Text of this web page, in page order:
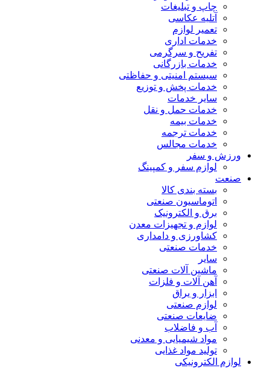
چاپ و تبلیغات
آتلیه عکاسی
تعمیر لوازم
خدمات اداری
تفریح و سرگرمی
خدمات بازرگانی
سیستم امنیتی و حفاظتی
خدمات پخش و توزیع
سایر خدمات
خدمات حمل و نقل
خدمات بیمه
خدمات ترجمه
خدمات مجالس
ورزش و سفر
لوازم سفر و کمپینگ
صنعت
بسته بندی کالا
اتوماسیون صنعتی
برق و الکترونیک
لوازم و تجهیزات معدن
کشاورزی و دامداری
خدمات صنعتی
سایر
ماشین آلات صنعتی
آهن آلات و فلزات
ابزار و یراق
لوازم صنعتی
ضایعات صنعتی
آب و فاضلاب
مواد شیمیایی و معدنی
تولید مواد غذایی
لوازم الکترونیکی